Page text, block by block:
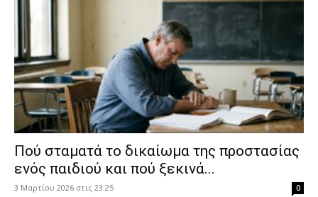
Πού σταματά το δικαίωμα της προστασίας
ενός παιδιού και πού ξεκινά...
3 Μαρτίου 2026 στις 23:25 0